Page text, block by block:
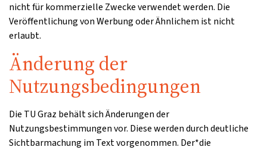
nicht für kommerzielle Zwecke verwendet werden. Die
Veröffentlichung von Werbung oder Ähnlichem ist nicht
erlaubt.
Änderung der
Nutzungsbedingungen
Die TU Graz behält sich Änderungen der
Nutzungsbestimmungen vor. Diese werden durch deutliche
Sichtbarmachung im Text vorgenommen. Der*die